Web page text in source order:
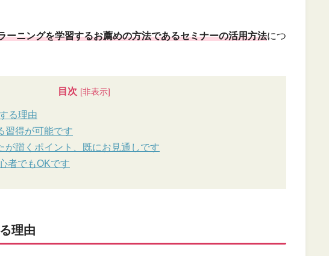
ーニングを学習するお薦めの方法であるセミナーの活用方法につ
目次
る理由
習得が可能です
が躓くポイント、既にお見通しです
者でもOKです
理由